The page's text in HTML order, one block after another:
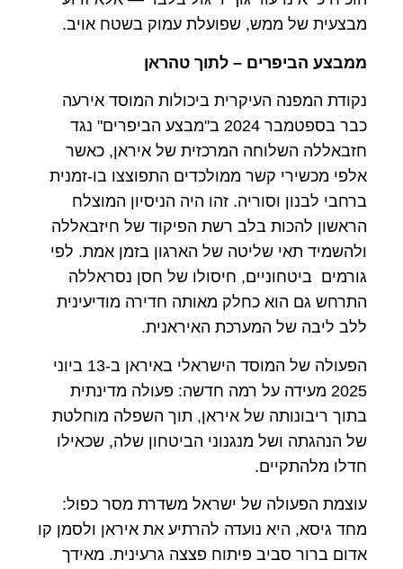
מבצעית של ממש, שפועלת עמוק בשטח אויב.
ממבצע הביפרים – לתוך טהראן
נקודת המפנה העיקרית ביכולות המוסד אירעה
כבר בספטמבר 2024 ב"מבצע הביפרים" נגד
חזבאללה השלוחה המרכזית של איראן, כאשר
אלפי מכשירי קשר ממולכדים התפוצצו בו-זמנית
ברחבי לבנון וסוריה. זהו היה הניסיון המוצלח
הראשון להכות בלב רשת הפיקוד של חיזבאללה
ולהשמיד תאי שליטה של הארגון בזמן אמת. לפי
גורמים ביטחוניים, חיסולו של חסן נסראללה
התרחש גם הוא כחלק מאותה חדירה מודיעינית
ללב ליבה של המערכת האיראנית.
הפעולה של המוסד הישראלי באיראן ב-13 ביוני
2025 מעידה על רמה חדשה: פעולה מדינתית
בתוך ריבונותה של איראן, תוך השפלה מוחלטת
של הנהגתה ושל מנגנוני הביטחון שלה, שכאילו
חדלו מלהתקיים.
עוצמת הפעולה של ישראל משדרת מסר כפול:
מחד גיסא, היא נועדה להרתיע את איראן ולסמן קו
אדום ברור סביב פיתוח פצצה גרעינית. מאידך